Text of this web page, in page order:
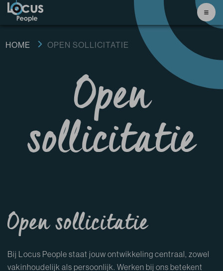
HOME OPEN SOLLICITATIE
Open
sollicitatie
Open sollicitatie
Bij Locus People staat jouw ontwikkeling centraal, zowel
vakinhoudelijk als persoonlijk. Werken bij ons betekent